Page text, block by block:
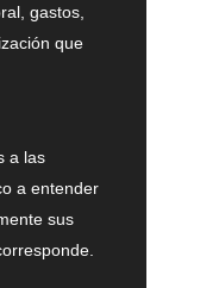
gastos,
que
a las
a entender
sus